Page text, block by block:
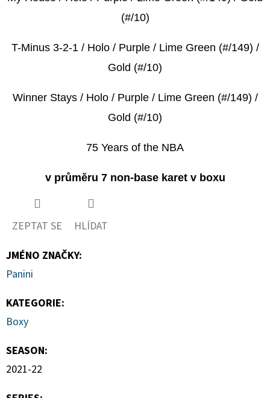
(#/10)
T-Minus 3-2-1 / Holo / Purple / Lime Green (#/149) /
Gold (#/10)
Winner Stays / Holo / Purple / Lime Green (#/149) /
Gold (#/10)
75 Years of the NBA
v průměru 7 non-base karet v boxu
ZEPTAT SE
HLÍDAT
JMÉNO ZNAČKY:
Panini
KATEGORIE:
Boxy
SEASON:
2021-22